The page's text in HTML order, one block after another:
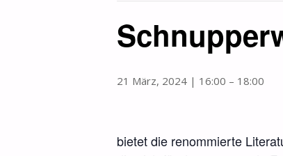
21 März, 2024 | 16:00 – 18:00
bietet die renommierte